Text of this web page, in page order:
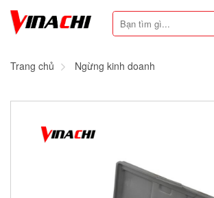
Trang chủ Ngừng kinh doanh